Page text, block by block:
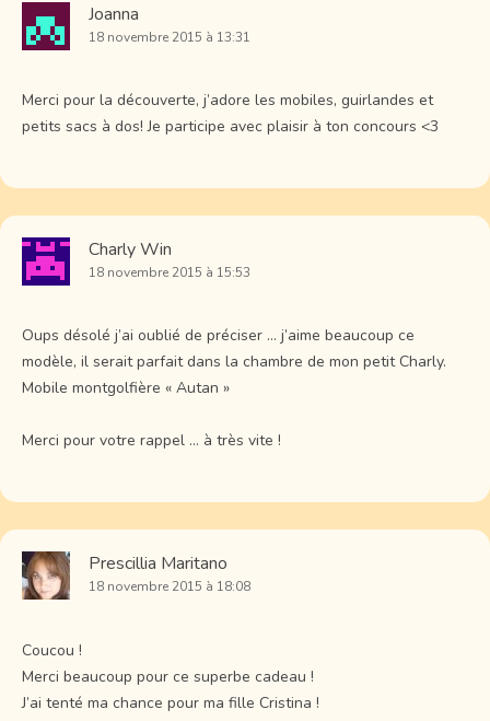
Joanna
18 novembre 2015 à 13:31
Merci pour la découverte, j’adore les mobiles, guirlandes et
petits sacs à dos! Je participe avec plaisir à ton concours <3
Charly Win
18 novembre 2015 à 15:53
Oups désolé j’ai oublié de préciser … j’aime beaucoup ce
modèle, il serait parfait dans la chambre de mon petit Charly.
Mobile montgolfière « Autan »
Merci pour votre rappel … à très vite !
Prescillia Maritano
18 novembre 2015 à 18:08
Coucou !
Merci beaucoup pour ce superbe cadeau !
J’ai tenté ma chance pour ma fille Cristina !